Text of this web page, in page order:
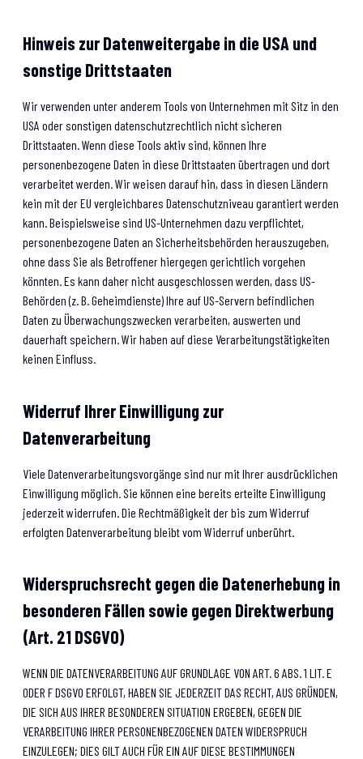
Hinweis zur Datenweitergabe in die USA und
sonstige Drittstaaten
Wir verwenden unter anderem Tools von Unternehmen mit Sitz in den
USA oder sonstigen datenschutzrechtlich nicht sicheren
Drittstaaten. Wenn diese Tools aktiv sind, können Ihre
personenbezogene Daten in diese Drittstaaten übertragen und dort
verarbeitet werden. Wir weisen darauf hin, dass in diesen Ländern
kein mit der EU vergleichbares Datenschutzniveau garantiert werden
kann. Beispielsweise sind US-Unternehmen dazu verpflichtet,
personenbezogene Daten an Sicherheitsbehörden herauszugeben,
ohne dass Sie als Betroffener hiergegen gerichtlich vorgehen
könnten. Es kann daher nicht ausgeschlossen werden, dass US-
Behörden (z. B. Geheimdienste) Ihre auf US-Servern befindlichen
Daten zu Überwachungszwecken verarbeiten, auswerten und
dauerhaft speichern. Wir haben auf diese Verarbeitungstätigkeiten
keinen Einfluss.
Widerruf Ihrer Einwilligung zur
Datenverarbeitung
Viele Datenverarbeitungsvorgänge sind nur mit Ihrer ausdrücklichen
Einwilligung möglich. Sie können eine bereits erteilte Einwilligung
jederzeit widerrufen. Die Rechtmäßigkeit der bis zum Widerruf
erfolgten Datenverarbeitung bleibt vom Widerruf unberührt.
Widerspruchsrecht gegen die Datenerhebung in
besonderen Fällen sowie gegen Direktwerbung
(Art. 21 DSGVO)
WENN DIE DATENVERARBEITUNG AUF GRUNDLAGE VON ART. 6 ABS. 1 LIT. E
ODER F DSGVO ERFOLGT, HABEN SIE JEDERZEIT DAS RECHT, AUS GRÜNDEN,
DIE SICH AUS IHRER BESONDEREN SITUATION ERGEBEN, GEGEN DIE
VERARBEITUNG IHRER PERSONENBEZOGENEN DATEN WIDERSPRUCH
EINZULEGEN; DIES GILT AUCH FÜR EIN AUF DIESE BESTIMMUNGEN